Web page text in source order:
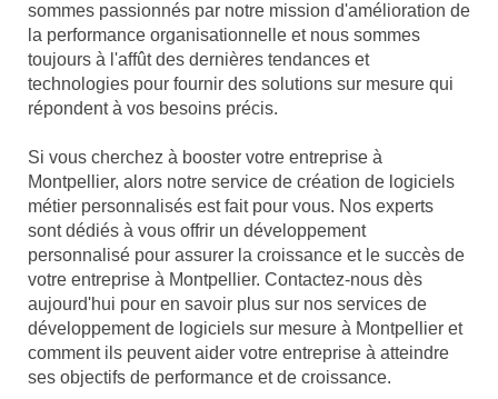
sommes passionnés par notre mission d'amélioration de
la performance organisationnelle et nous sommes
toujours à l'affût des dernières tendances et
technologies pour fournir des solutions sur mesure qui
répondent à vos besoins précis.
Si vous cherchez à booster votre entreprise à
Montpellier, alors notre service de création de logiciels
métier personnalisés est fait pour vous. Nos experts
sont dédiés à vous offrir un développement
personnalisé pour assurer la croissance et le succès de
votre entreprise à Montpellier. Contactez-nous dès
aujourd'hui pour en savoir plus sur nos services de
développement de logiciels sur mesure à Montpellier et
comment ils peuvent aider votre entreprise à atteindre
ses objectifs de performance et de croissance.